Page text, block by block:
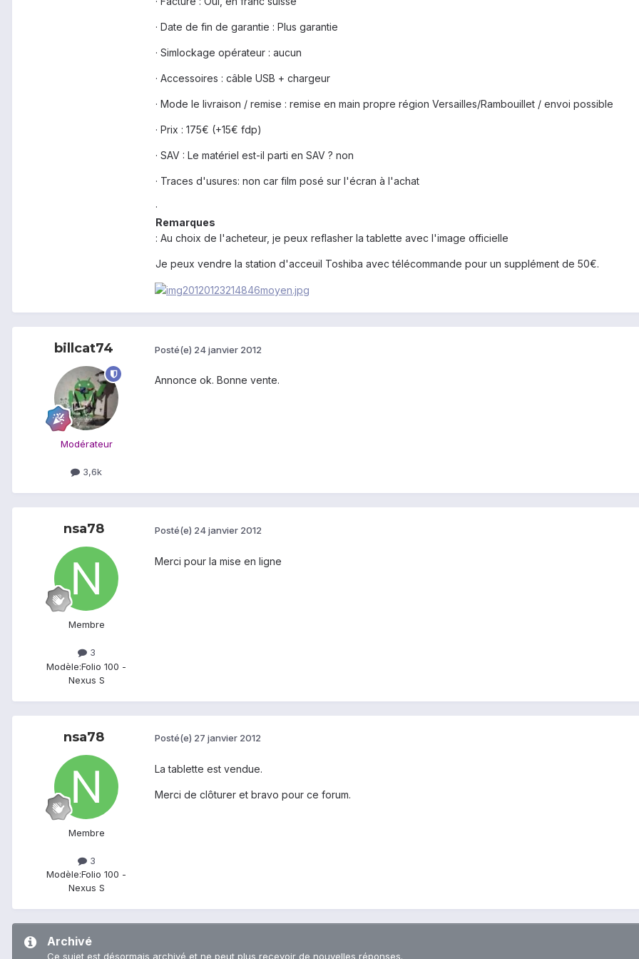
· Date de fin de garantie : Plus garantie
· Simlockage opérateur : aucun
· Accessoires : câble USB + chargeur
· Mode le livraison / remise : remise en main propre région Versailles/Rambouillet / envoi possible
· Prix : 175€ (+15€ fdp)
· SAV : Le matériel est-il parti en SAV ? non
· Traces d'usures: non car film posé sur l'écran à l'achat
·
Remarques
: Au choix de l'acheteur, je peux reflasher la tablette avec l'image officielle
Je peux vendre la station d'acceuil Toshiba avec télécommande pour un supplément de 50€.
billcat74
Modérateur
3,6k
Posté(e) 24 janvier 2012
Annonce ok. Bonne vente.
nsa78
Membre
3
Modèle:Folio 100 -
Nexus S
Posté(e) 24 janvier 2012
Merci pour la mise en ligne
nsa78
Membre
3
Modèle:Folio 100 -
Nexus S
Posté(e) 27 janvier 2012
La tablette est vendue.
Merci de clôturer et bravo pour ce forum.
Archivé
Ce sujet est désormais archivé et ne peut plus recevoir de nouvelles réponses.